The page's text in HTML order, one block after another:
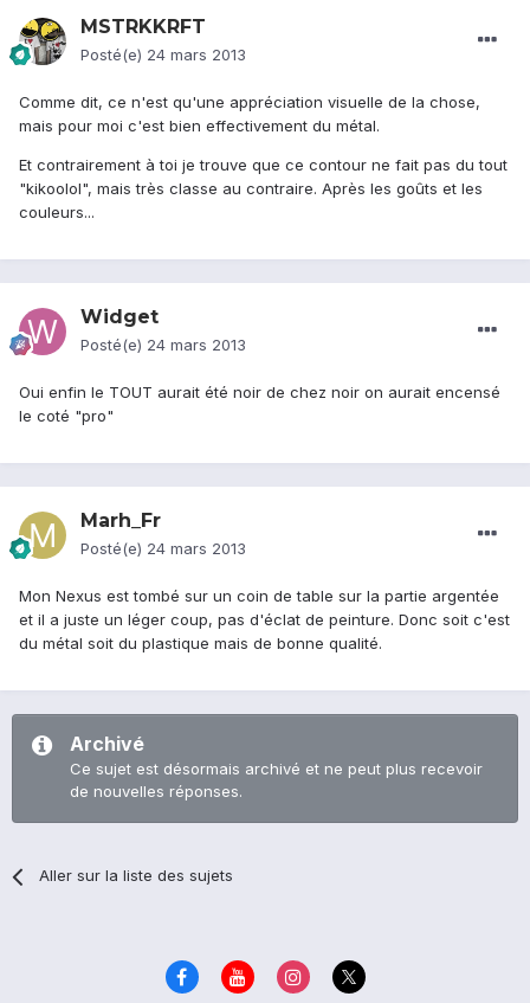
MSTRKKRFT
Posté(e) 24 mars 2013
Comme dit, ce n'est qu'une appréciation visuelle de la chose,
mais pour moi c'est bien effectivement du métal.
Et contrairement à toi je trouve que ce contour ne fait pas du tout
"kikoolol", mais très classe au contraire. Après les goûts et les
couleurs...
Widget
Posté(e) 24 mars 2013
Oui enfin le TOUT aurait été noir de chez noir on aurait encensé
le coté "pro"
Marh_Fr
Posté(e) 24 mars 2013
Mon Nexus est tombé sur un coin de table sur la partie argentée
et il a juste un léger coup, pas d'éclat de peinture. Donc soit c'est
du métal soit du plastique mais de bonne qualité.
Archivé
Ce sujet est désormais archivé et ne peut plus recevoir
de nouvelles réponses.
Aller sur la liste des sujets